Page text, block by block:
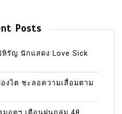
Posts
รัญ นักแสดง Love Sick
งไต ชะลอความเสื่อมตาม